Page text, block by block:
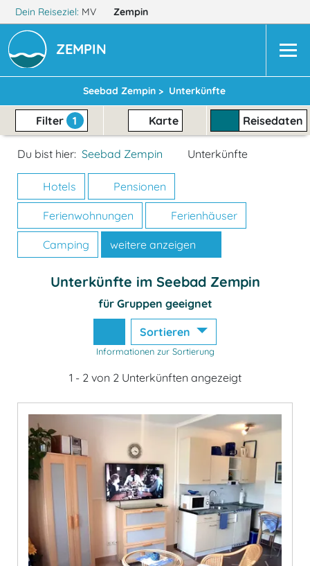
Dein Reiseziel: MV Zempin
ZEMPIN
Seebad Zempin > Unterkünfte
Filter 1 Karte Reisedaten
Du bist hier: Seebad Zempin Unterkünfte
Hotels Pensionen
Ferienwohnungen Ferienhäuser
Camping weitere anzeigen
Unterkünfte im Seebad Zempin
für Gruppen geeignet
Sortieren
Informationen zur Sortierung
1 - 2 von 2 Unterkünften angezeigt